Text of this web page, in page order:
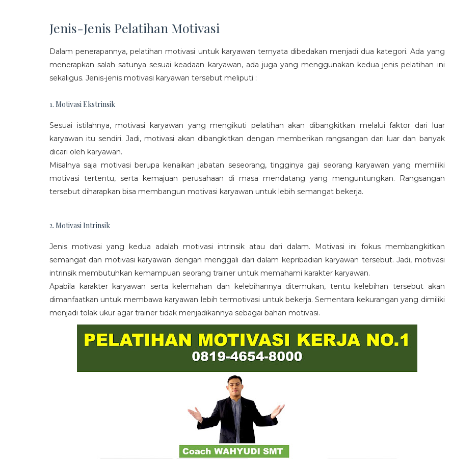
Jenis-Jenis Pelatihan Motivasi
Dalam penerapannya, pelatihan motivasi untuk karyawan ternyata dibedakan menjadi dua kategori. Ada yang
menerapkan salah satunya sesuai keadaan karyawan, ada juga yang menggunakan kedua jenis pelatihan ini
sekaligus. Jenis-jenis motivasi karyawan tersebut meliputi :
1. Motivasi Ekstrinsik
Sesuai istilahnya, motivasi karyawan yang mengikuti pelatihan akan dibangkitkan melalui faktor dari luar
karyawan itu sendiri. Jadi, motivasi akan dibangkitkan dengan memberikan rangsangan dari luar dan banyak
dicari oleh karyawan.
Misalnya saja motivasi berupa kenaikan jabatan seseorang, tingginya gaji seorang karyawan yang memiliki
motivasi tertentu, serta kemajuan perusahaan di masa mendatang yang menguntungkan. Rangsangan
tersebut diharapkan bisa membangun motivasi karyawan untuk lebih semangat bekerja.
2. Motivasi Intrinsik
Jenis motivasi yang kedua adalah motivasi intrinsik atau dari dalam. Motivasi ini fokus membangkitkan
semangat dan motivasi karyawan dengan menggali dari dalam kepribadian karyawan tersebut. Jadi, motivasi
intrinsik membutuhkan kemampuan seorang trainer untuk memahami karakter karyawan.
Apabila karakter karyawan serta kelemahan dan kelebihannya ditemukan, tentu kelebihan tersebut akan
dimanfaatkan untuk membawa karyawan lebih termotivasi untuk bekerja. Sementara kekurangan yang dimiliki
menjadi tolak ukur agar trainer tidak menjadikannya sebagai bahan motivasi.